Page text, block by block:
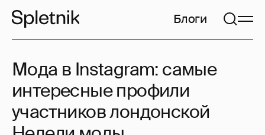
Блоги
Мода в Instagram: самые
интересные профили
участников лондонской